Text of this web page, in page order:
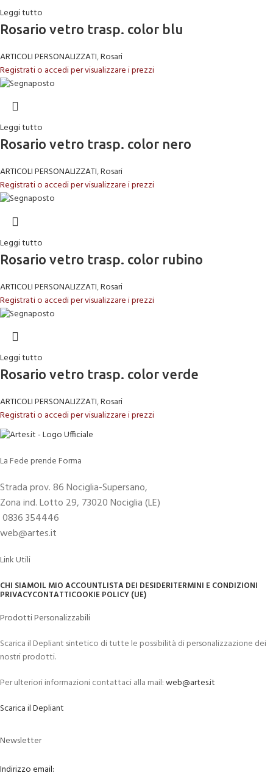
Leggi tutto
Rosario vetro trasp. color blu
ARTICOLI PERSONALIZZATI,Rosari
Registrati o accedi per visualizzare i prezzi
Leggi tutto
Rosario vetro trasp. color nero
ARTICOLI PERSONALIZZATI,Rosari
Registrati o accedi per visualizzare i prezzi
Leggi tutto
Rosario vetro trasp. color rubino
ARTICOLI PERSONALIZZATI,Rosari
Registrati o accedi per visualizzare i prezzi
Leggi tutto
Rosario vetro trasp. color verde
ARTICOLI PERSONALIZZATI,Rosari
Registrati o accedi per visualizzare i prezzi
La Fede prende Forma
Strada prov. 86 Nociglia-Supersano,
Zona ind. Lotto 29, 73020 Nociglia (LE)
0836 354446
web@artes.it
Link Utili
CHI SIAMOIL MIO ACCOUNTLISTA DEI DESIDERITERMINI E CONDIZIONI
PRIVACYCONTATTICOOKIE POLICY (UE)
Prodotti Personalizzabili
Scarica il Depliant sintetico di tutte le possibilità di personalizzazione dei
nostri prodotti.
Per ulteriori informazioni contattaci alla mail:web@artes.it
Scarica il Depliant
Newsletter
Indirizzo email: